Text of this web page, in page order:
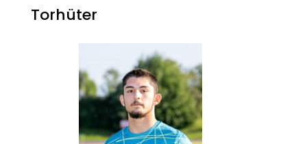
Torhüter